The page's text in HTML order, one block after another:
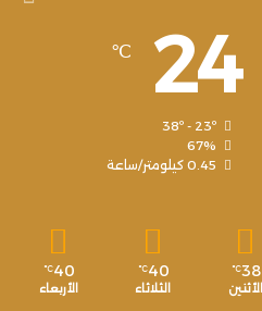
24
℃
67%
0.45 كيلومتر/ساعة
38
℃
الأثنين
40
℃
الثلاثاء
40
℃
الأربعاء